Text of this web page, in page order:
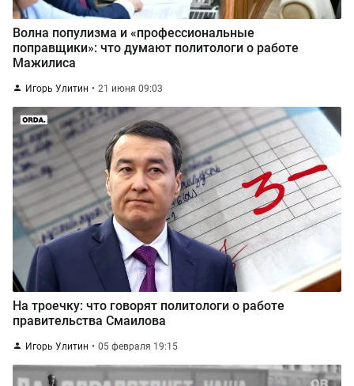
Волна популизма и «профессиональные
поправщики»: что думают политологи о работе
Мажилиса
Игорь Улитин 21 июня 09:03
На троечку: что говорят политологи о работе
правительства Смаилова
Игорь Улитин 05 февраля 19:15